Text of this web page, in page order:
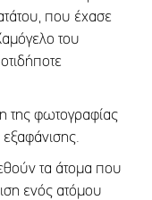
που έχασε
του
της φωτογραφίας
τα άτομα που
ενός ατόμου